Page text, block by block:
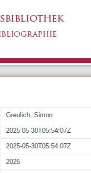
Greulich, Simon
2025-05-30T05:54:07Z
2025-05-30T05:54:07Z
2025